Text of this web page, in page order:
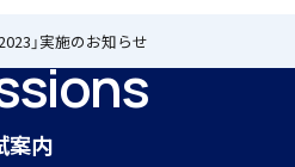
」実施のお知らせ
案内